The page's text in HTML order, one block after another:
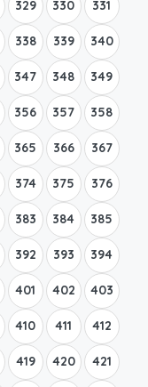
329 330 331
338 339 340
347 348 349
356 357 358
365 366 367
374 375 376
383 384 385
392 393 394
401 402 403
410 411 412
419 420 421